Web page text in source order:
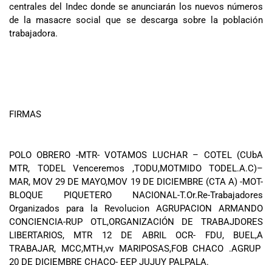
centrales del Indec donde se anunciarán los nuevos números
de la masacre social que se descarga sobre la población
trabajadora.
FIRMAS
POLO OBRERO -MTR- VOTAMOS LUCHAR – COTEL (CUbA
MTR, TODEL Venceremos ,TODU,MOTMIDO TODEL.A.C)–
MAR, MOV 29 DE MAYO,MOV 19 DE DICIEMBRE (CTA A) -MOT-
BLOQUE PIQUETERO NACIONAL-T.Or.Re-Trabajadores
Organizados para la Revolucion AGRUPACION ARMANDO
CONCIENCIA-RUP OTL,ORGANIZACIÓN DE TRABAJDORES
LIBERTARIOS, MTR 12 DE ABRIL OCR- FDU, BUEL,A
TRABAJAR, MCC,MTH,vv MARIPOSAS,FOB CHACO .AGRUP
20 DE DICIEMBRE CHACO- EEP JUJUY PALPALA.